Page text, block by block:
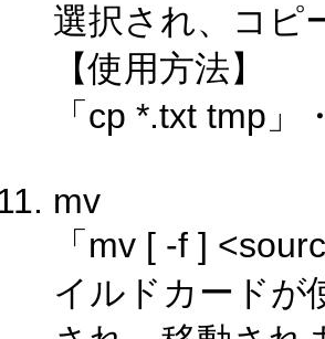
選択され、コピ
【使用方法】
「cp *.txt tmp
mv
「mv [ -f ]
イルドカードが